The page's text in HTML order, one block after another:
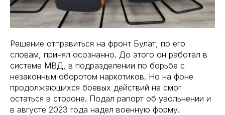
Решение отправиться на фронт Булат, по его
словам, принял осознанно. До этого он работал в
системе МВД, в подразделении по борьбе с
незаконным оборотом наркотиков. Но на фоне
продолжающихся боевых действий не смог
остаться в стороне. Подал рапорт об увольнении и
в августе 2023 года надел военную форму.